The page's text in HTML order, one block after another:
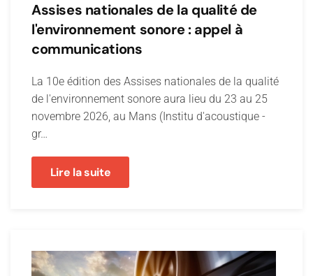
Assises nationales de la qualité de
l'environnement sonore : appel à
communications
La 10e édition des Assises nationales de la qualité
de l'environnement sonore aura lieu du 23 au 25
novembre 2026, au Mans (Institu d'acoustique -
gr…
Lire la suite